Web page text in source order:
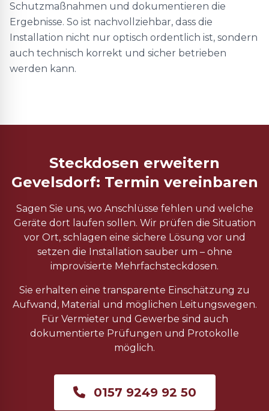
Schutzmaßnahmen und dokumentieren die
Ergebnisse. So ist nachvollziehbar, dass die
Installation nicht nur optisch ordentlich ist, sondern
auch technisch korrekt und sicher betrieben
werden kann.
Steckdosen erweitern
Gevelsdorf: Termin vereinbaren
Sagen Sie uns, wo Anschlüsse fehlen und welche
Geräte dort laufen sollen. Wir prüfen die Situation
vor Ort, schlagen eine sichere Lösung vor und
setzen die Installation sauber um – ohne
improvisierte Mehrfachsteckdosen.
Sie erhalten eine transparente Einschätzung zu
Aufwand, Material und möglichen Leitungswegen.
Für Vermieter und Gewerbe sind auch
dokumentierte Prüfungen und Protokolle
möglich.
0157 9249 92 50